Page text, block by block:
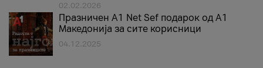
02.02.2026
Празничен A1 Net Sеf подарок од А1
Македонија за сите корисници
04.12.2025